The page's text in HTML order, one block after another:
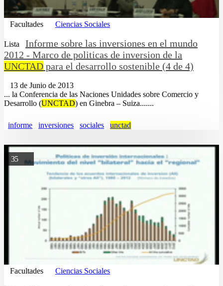
Facultades Ciencias Sociales
Lista
Informe sobre las inversiones en el mundo
2012 - Marco de politicas de inversion de la
UNCTAD para el desarrollo sostenible (4 de 4)
13 de Junio de 2013
... la Conferencia de las Naciones Unidades sobre Comercio y
Desarrollo (UNCTAD) en Ginebra – Suiza.......
informe inversiones sociales unctad
35
Facultades Ciencias Sociales